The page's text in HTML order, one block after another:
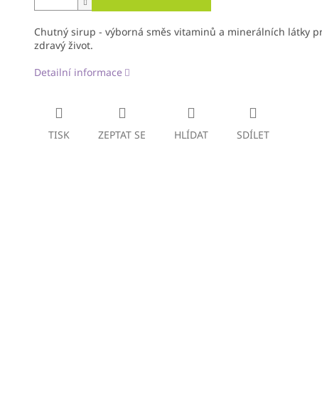
Chutný sirup - výborná směs vitaminů a minerálních látky
zdravý život.
Detailní informace
TISK ZEPTAT SE HLÍDAT SDÍLET